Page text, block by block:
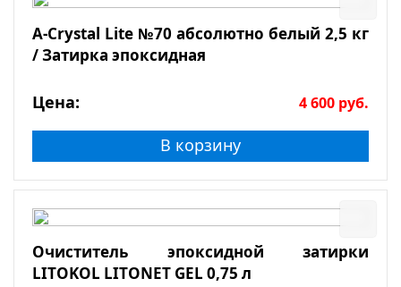
A-Crystal Lite №70 абсолютно белый 2,5 кг
/ Затирка эпоксидная
Цена: 4 600 руб.
В корзину
Очиститель эпоксидной затирки
LITOKOL LITONET GEL 0,75 л